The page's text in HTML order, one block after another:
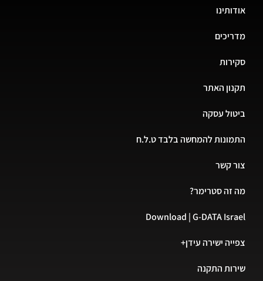
אודותינו
מדריכים
סקירות
תקנון האתר
ביטול עסקה
התמונות להמחשה בלבד ט.ל.ח
צור קשר
מה זה סטרימר?
Download | G-DATA Israel
צפייה ישירה עידן+
שירות התקנה